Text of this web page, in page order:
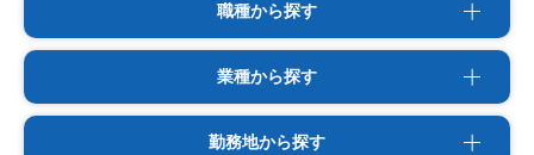
職種から探す
業種から探す
勤務地から探す